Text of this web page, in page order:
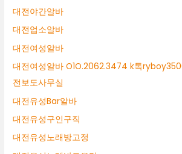
대전야간알바
대전업소알바
대전여성알바
대전여성알바 O1O.2062.3474 k톡
전보도사무실
대전유성Bar알바
대전유성구인구직
대전유성노래방고정